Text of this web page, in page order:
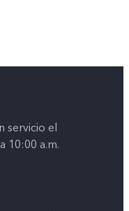
servicio el
10:00 a.m.